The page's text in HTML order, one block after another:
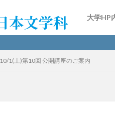
大学HP
10/1(土)第10回 公開講座のご案内